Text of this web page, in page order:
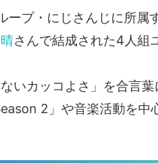
ープ・にじさんじに所属
さんで結成された4人組
いカッコよさ」を合言葉
2」や音楽活動を中